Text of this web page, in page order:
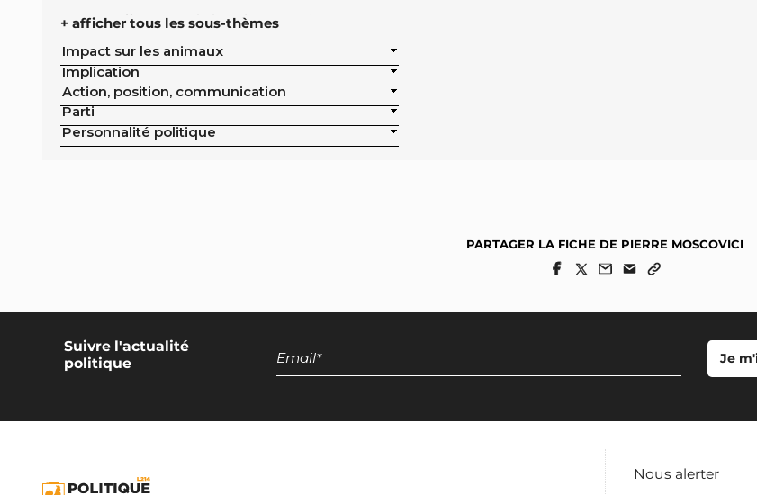
Offre végétale lors des réceptions
Exclusion de l'élevage intensif des achats
publics de la ville
Exclusion de la pisciculture des achats
publics de la ville
piscicoles
Mesures miroirs sur les produits d’origine
Interdiction des navires de pêche de plus
Interdiction nationale des élevages
+ afficher tous les sous-thèmes
Impact sur les animaux
Implication
Action, position, communication
Parti
Personnalité politique
PARTAGER LA FICHE DE PIERRE MOSCOVICI
Suivre l'actualité
politique
Nous alerter